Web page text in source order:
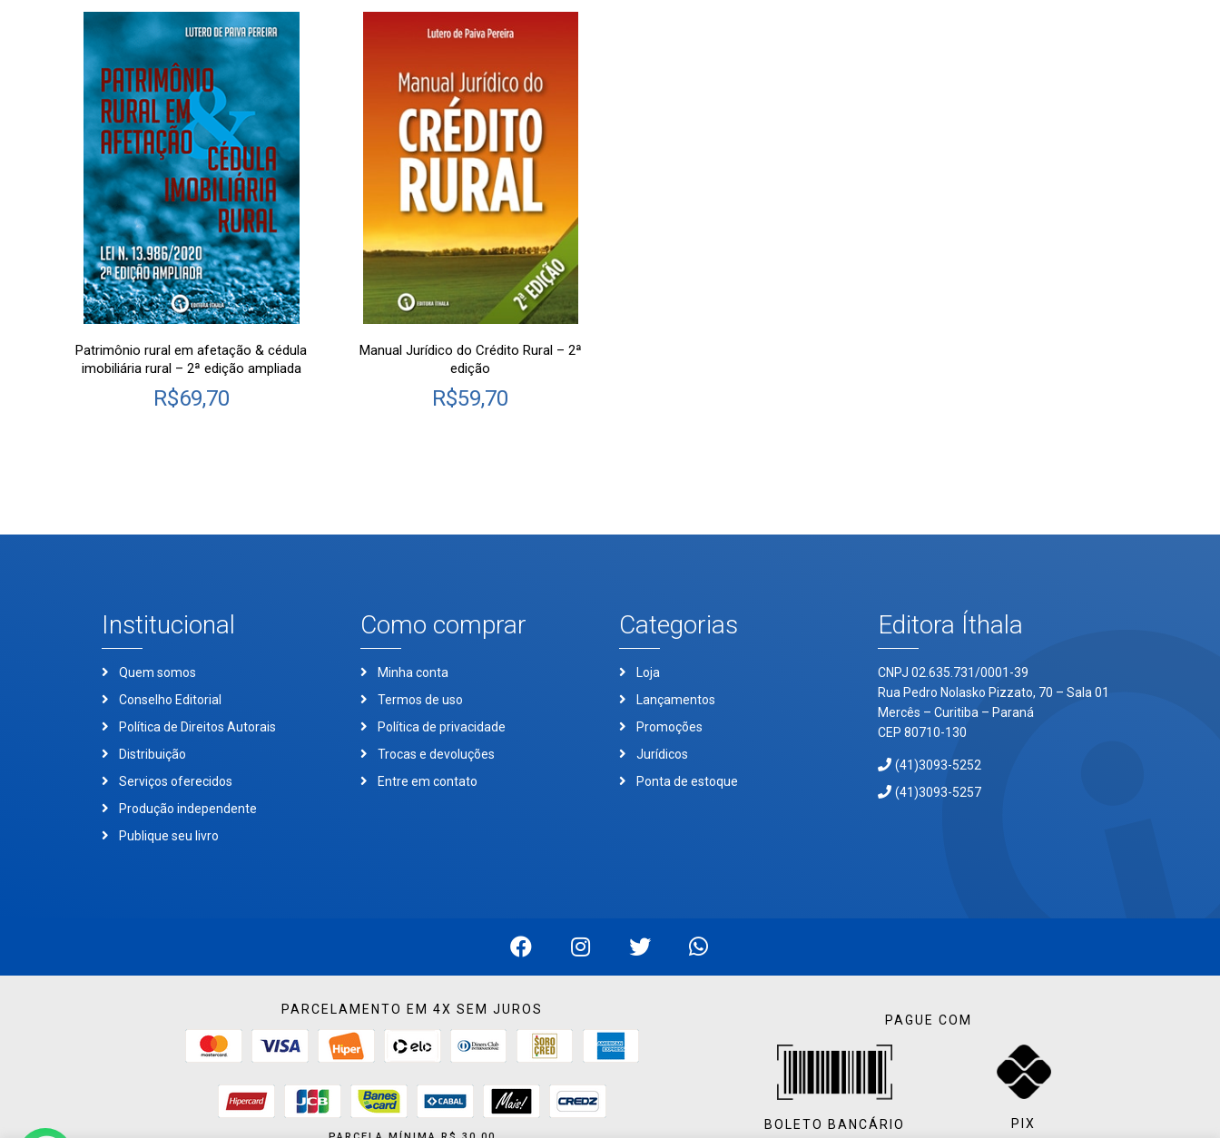
Patrimônio rural em afetação & cédula
imobiliária rural – 2ª edição ampliada
R$69,70
Manual Jurídico do Crédito Rural – 2ª
edição
R$59,70
Institucional
Quem somos
Conselho Editorial
Política de Direitos Autorais
Distribuição
Serviços oferecidos
Produção independente
Publique seu livro
Como comprar
Minha conta
Termos de uso
Política de privacidade
Trocas e devoluções
Entre em contato
Categorias
Loja
Lançamentos
Promoções
Jurídicos
Ponta de estoque
Editora Íthala
CNPJ 02.635.731/0001-39
Rua Pedro Nolasko Pizzato, 70 – Sala 01
Mercês – Curitiba – Paraná
CEP 80710-130
(41)3093-5252
(41)3093-5257
PARCELAMENTO EM 4X SEM JUROS
PARCELA MÍNIMA R$ 30,00
PAGUE COM
BOLETO BANCÁRIO PIX